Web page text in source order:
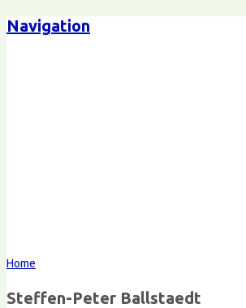
Navigation
Home
Steffen-Peter Ballstaedt